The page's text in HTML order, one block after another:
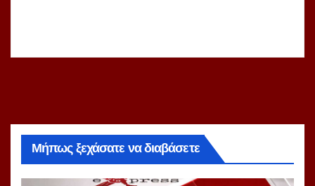
Μήπως ξεχάσατε να διαβάσετε